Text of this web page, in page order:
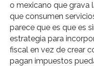
o mexicano que grava
que consumen
parece que es que es
estrategia para
fiscal en vez de crear
pagan impuestos